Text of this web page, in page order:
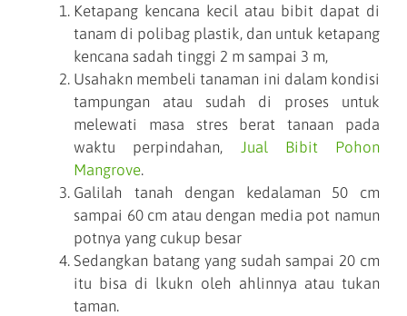
Ketapang kencana kecil atau bibit dapat di
tanam di polibag plastik, dan untuk ketapang
kencana sadah tinggi 2 m sampai 3 m,
Usahakn membeli tanaman ini dalam kondisi
tampungan atau sudah di proses untuk
melewati masa stres berat tanaan pada
waktu perpindahan,
Jual Bibit Pohon
Mangrove.
Galilah tanah dengan kedalaman 50 cm
sampai 60 cm atau dengan media pot namun
potnya yang cukup besar
Sedangkan batang yang sudah sampai 20 cm
itu bisa di lkukn oleh ahlinnya atau tukan
taman.